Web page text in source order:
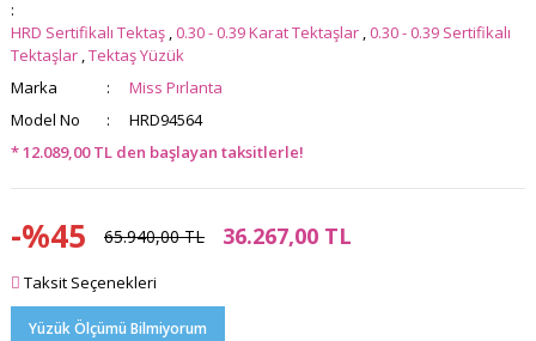
HRD Sertifikalı Tektaş ,0.30 - 0.39 Karat Tektaşlar ,0.30 - 0.39 Sertifikalı
Tektaşlar ,Tektaş Yüzük
Marka
Miss Pırlanta
Model No
HRD94564
* 12.089,00 TL den başlayan taksitlerle!
-%45 65.940,00 TL 36.267,00 TL
Taksit Seçenekleri
Yüzük Ölçümü Bilmiyorum